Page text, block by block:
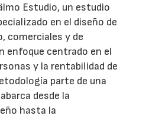
Estudio, un estudio
en el diseño de
comerciales y de
enfoque centrado en el
y la rentabilidad de
parte de una
desde la
hasta la